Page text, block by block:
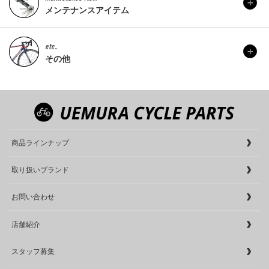
メンテナンスアイテム
etc..
その他
商品ラインナップ
取り扱いブランド
お問い合わせ
店舗紹介
スタッフ募集